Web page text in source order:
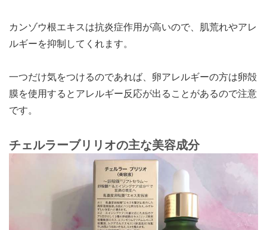
カンゾウ根エキスは抗炎症作用が高いので、肌荒れやアレ
ルギーを抑制してくれます。
一つだけ気をつけるのであれば、卵アレルギーの方は卵殻
膜を使用するとアレルギー反応が出ることがあるので注意
です。
チェルラーブリリオの主な美容成分